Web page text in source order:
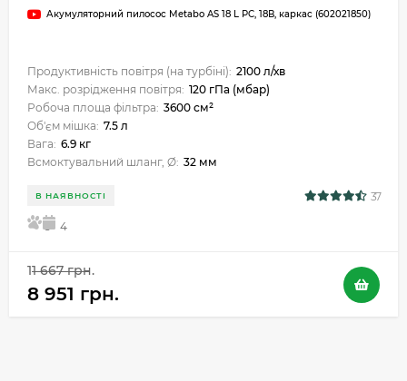
Акумуляторний пилосос Metabo AS 18 L PC, 18В, каркас (602021850)
Продуктивність повітря (на турбіні): 2100 л/хв
Макс. розрідження повітря: 120 гПа (мбар)
Робоча площа фільтра: 3600 см²
Об'єм мішка: 7.5 л
Вага: 6.9 кг
Всмоктувальний шланг, Ø: 32 мм
В НАЯВНОСТІ 37
5 4
11 667 грн.
8 951 грн.